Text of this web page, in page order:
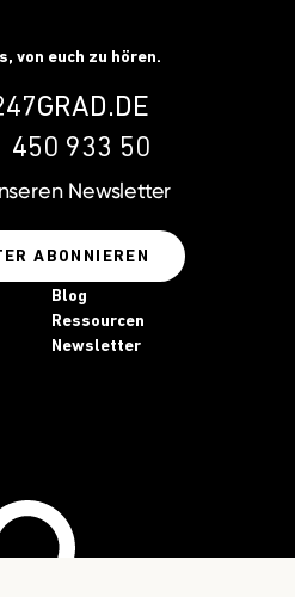
von euch zu hören.
450 933 50
Newsletter
ABONNIEREN
Blog
Ressourcen
Newsletter